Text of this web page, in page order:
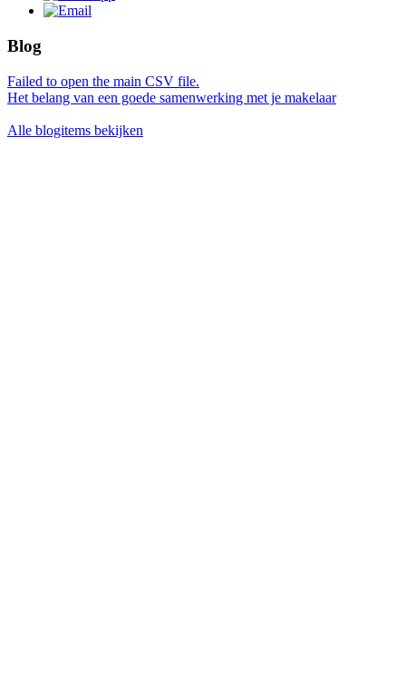
Blog
Failed to open the main CSV file.
Het belang van een goede samenwerking met je makelaar
Alle blogitems bekijken